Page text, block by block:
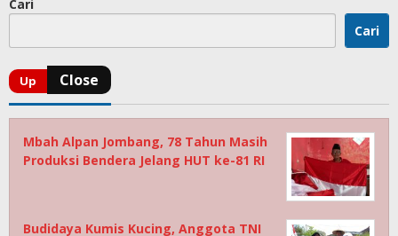
Cari
Cari
Mbah Alpan Jombang, 78 Tahun Masih
Produksi Bendera Jelang HUT ke-81 RI
Budidaya Kumis Kucing, Anggota TNI